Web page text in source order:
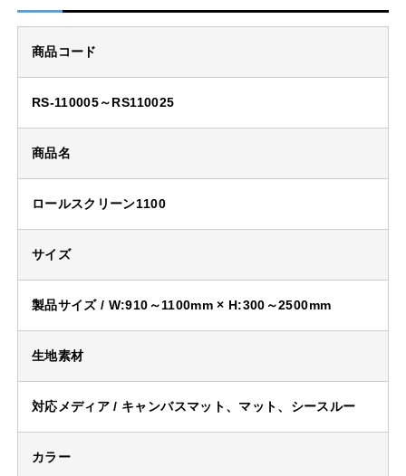
商品コード
RS-110005～RS110025
商品名
ロールスクリーン1100
サイズ
製品サイズ / W:910～1100mm × H:300～2500mm
生地素材
対応メディア / キャンバスマット、マット、シースルー
カラー